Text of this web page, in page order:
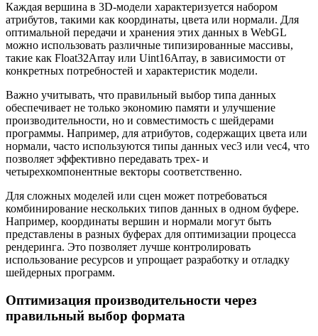
Каждая вершина в 3D-модели характеризуется набором
атрибутов, такими как координаты, цвета или нормали. Для
оптимальной передачи и хранения этих данных в WebGL
можно использовать различные типизированные массивы,
такие как Float32Array или Uint16Array, в зависимости от
конкретных потребностей и характеристик модели.
Важно учитывать, что правильный выбор типа данных
обеспечивает не только экономию памяти и улучшение
производительности, но и совместимость с шейдерами
программы. Например, для атрибутов, содержащих цвета или
нормали, часто используются типы данных vec3 или vec4, что
позволяет эффективно передавать трех- и
четырехкомпонентные векторы соответственно.
Для сложных моделей или сцен может потребоваться
комбинирование нескольких типов данных в одном буфере.
Например, координаты вершин и нормали могут быть
представлены в разных буферах для оптимизации процесса
рендеринга. Это позволяет лучше контролировать
использование ресурсов и упрощает разработку и отладку
шейдерных программ.
Оптимизация производительности через
правильный выбор формата